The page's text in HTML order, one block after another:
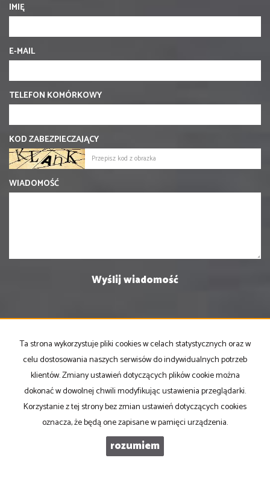
IMIĘ
E-MAIL
TELEFON KOMÓRKOWY
KOD ZABEZPIECZAJĄCY
WIADOMOŚĆ
PRONOVO Kordus
ul. Ku Słońcu 24F lokal 1
71-073 Szczecin
NIP
: 8521103669
: pon-pt w godz 10.00-17.00
Ta strona wykorzystuje pliki cookies w celach statystycznych oraz w
celu dostosowania naszych serwisów do indywidualnych potrzeb
klientów. Zmiany ustawień dotyczących plików cookie można
dokonać w dowolnej chwili modyfikując ustawienia przeglądarki.
Korzystanie z tej strony bez zmian ustawień dotyczących cookies
oznacza, że będą one zapisane w pamięci urządzenia.
rozumiem